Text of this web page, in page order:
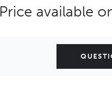
Price available